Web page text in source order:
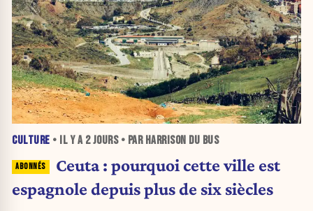
CULTURE • IL Y A 2 JOURS• PAR HARRISON DU BUS
Ceuta : pourquoi cette ville est
espagnole depuis plus de six siècles